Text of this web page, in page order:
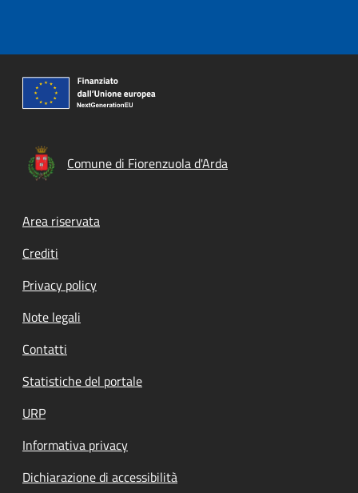
Comune di Fiorenzuola d'Arda
Footer menu
Area riservata
Crediti
Privacy policy
Note legali
Contatti
Statistiche del portale
URP
Informativa privacy
Dichiarazione di accessibilità